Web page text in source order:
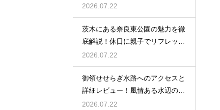
へ
2026.07.22
茨木にある奈良東公園の魅力を徹
底解説！休日に親子でリフレッシ
ュ
2026.07.22
御領せせらぎ水路へのアクセスと
詳細レビュー！風情ある水辺の散
策を
2026.07.22